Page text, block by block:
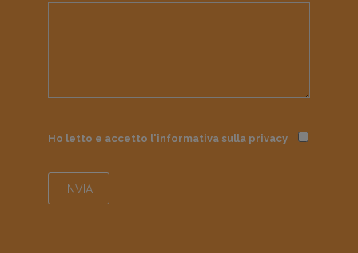
Ho letto e accetto l'informativa sulla privacy